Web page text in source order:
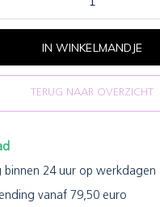
IN WINKELMANDJE
TERUG NAAR OVERZICHT
binnen 24 uur op werkdagen
vanaf 79,50 euro